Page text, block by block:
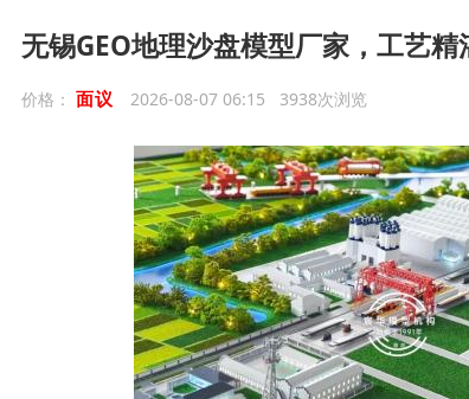
无锡GEO地理沙盘模型厂家，工艺
价格： 面议 2026-08-07 06:15 3938次浏览